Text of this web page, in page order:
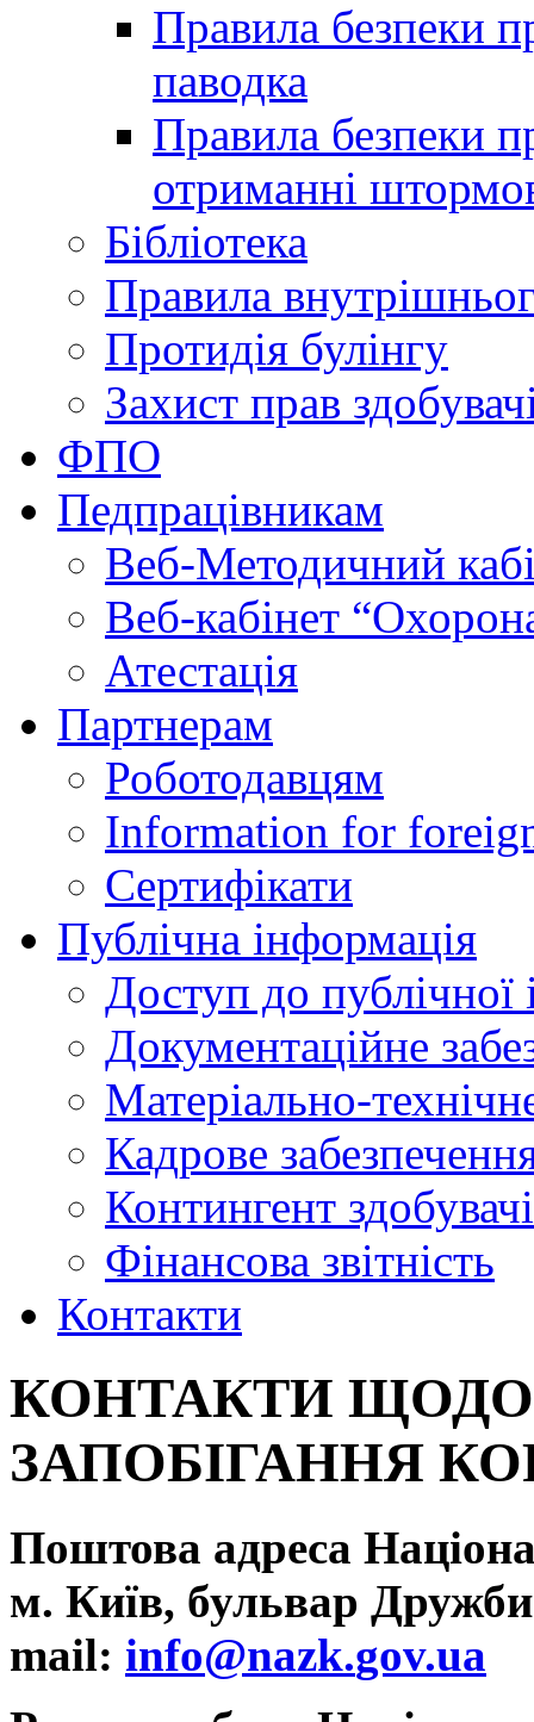
Правила безпеки
паводка
Правила безпеки
отриманні
Бібліотека
Правила
Протидія булінгу
Захист прав
ФПО
Педпрацівникам
Веб-Методичний
Веб-кабінет
Атестація
Партнерам
Роботодавцям
Information for
Сертифікати
Публічна інформація
Доступ до публічної
Документаційне
Матеріально-
Кадрове
Контингент
Фінансова звітність
Контакти
КОНТАКТИ
ЗАПОБІГАННЯ
Поштова адреса
м. Київ, бульвар
mail: info@nazk.gov.ua